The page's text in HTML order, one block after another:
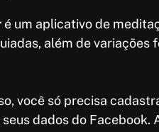
é um aplicativo de
além de
você só precisa
dados do Facebook.